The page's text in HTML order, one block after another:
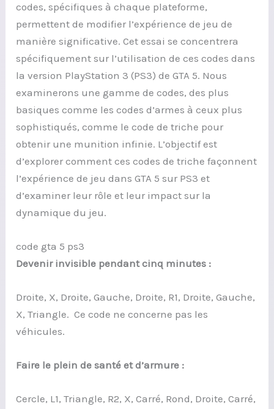
codes, spécifiques à chaque plateforme,
permettent de modifier l’expérience de jeu de
manière significative. Cet essai se concentrera
spécifiquement sur l’utilisation de ces codes dans
la version PlayStation 3 (PS3) de GTA 5. Nous
examinerons une gamme de codes, des plus
basiques comme les codes d’armes à ceux plus
sophistiqués, comme le code de triche pour
obtenir une munition infinie. L’objectif est
d’explorer comment ces codes de triche façonnent
l’expérience de jeu dans GTA 5 sur PS3 et
d’examiner leur rôle et leur impact sur la
dynamique du jeu.
code gta 5 ps3
Devenir invisible pendant cinq minutes :
Droite, X, Droite, Gauche, Droite, R1, Droite, Gauche,
X, Triangle. Ce code ne concerne pas les
véhicules.
Faire le plein de santé et d’armure :
Cercle, L1, Triangle, R2, X, Carré, Rond, Droite, Carré,